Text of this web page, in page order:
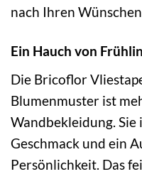
nach Ihren
Ein Hauch von
Die Bricoflor
Blumenmuster ist
Wandbekleidung.
Geschmack und ein
Persönlichkeit. Das